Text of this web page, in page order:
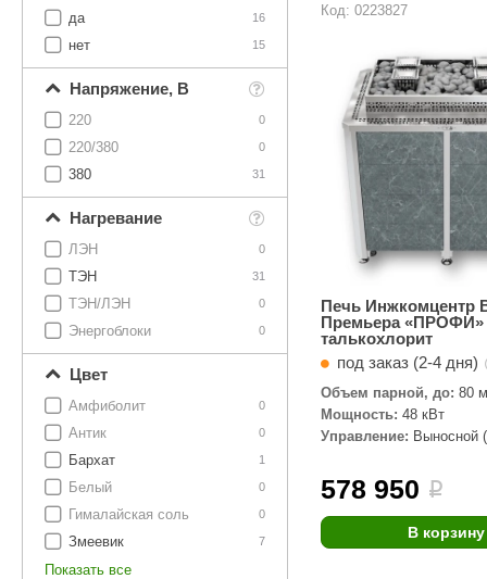
16
да
15
нет
Напряжение, В
0
220
0
220/380
31
380
Нагревание
0
ЛЭН
31
ТЭН
0
ТЭН/ЛЭН
0
Энергоблоки
Цвет
0
Амфиболит
0
Антик
1
Бархат
0
Белый
0
Гималайская соль
7
Змеевик
Показать все
Код: 0223827
Печь Инжкомцентр
Премьера «ПРОФИ»
талькохлорит
под заказ (2-4 дня)
Объем парной, до: 80
Мощность: 48 кВт
Управление: Выносной
578 950 i
В корзину